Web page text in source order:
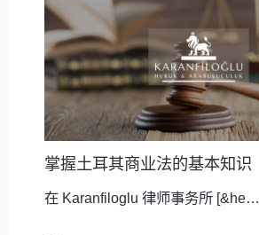
掌握土耳其商业法的基本知识
在 Karanfiloglu 律师事务所 [&he…